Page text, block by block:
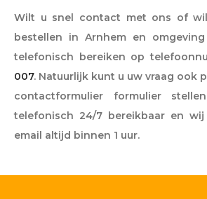
Wilt u snel contact met ons of
bestellen in Arnhem en
telefonisch bereiken op
007. Natuurlijk kunt u uw vraag ook
contactformulier formulier
telefonisch 24/7 bereikbaar en
email altijd binnen 1 uur.